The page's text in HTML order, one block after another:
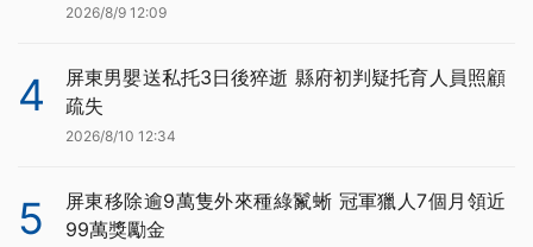
2026/8/9 12:09
4
屏東男嬰送私托3日後猝逝 縣府初判疑托育人員照顧
疏失
2026/8/10 12:34
5
屏東移除逾9萬隻外來種綠鬣蜥 冠軍獵人7個月領近
99萬獎勵金